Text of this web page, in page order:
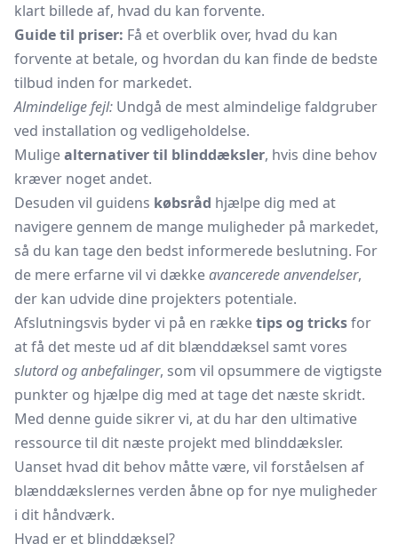
klart billede af, hvad du kan forvente.
Guide til priser: Få et overblik over, hvad du kan
forvente at betale, og hvordan du kan finde de bedste
tilbud inden for markedet.
Almindelige fejl: Undgå de mest almindelige faldgruber
ved installation og vedligeholdelse.
Muligealternativer til blinddæksler, hvis dine behov
kræver noget andet.
Desuden vil guidens købsråd hjælpe dig med at
navigere gennem de mange muligheder på markedet,
så du kan tage den bedst informerede beslutning. For
de mere erfarne vil vi dækkeavancerede anvendelser,
der kan udvide dine projekters potentiale.
Afslutningsvis byder vi på en rækketips og tricksfor
at få det meste ud af dit blænddæksel samt vores
slutord og anbefalinger, som vil opsummere de vigtigste
punkter og hjælpe dig med at tage det næste skridt.
Med denne guide sikrer vi, at du har den ultimative
ressource til dit næste projekt med blinddæksler.
Uanset hvad dit behov måtte være, vil forståelsen af
blænddækslernes verden åbne op for nye muligheder
i dit håndværk.
Hvad er et blinddæksel?